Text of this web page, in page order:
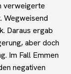
verweigerte
Wegweisend
Daraus ergab
aber doch
Im Fall Emmen
negativen